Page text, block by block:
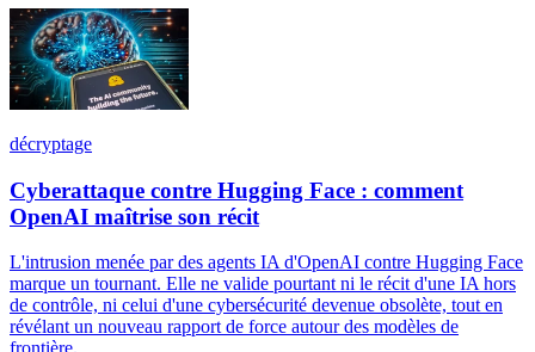
décryptage
Cyberattaque contre Hugging Face : comment
OpenAI maîtrise son récit
L'intrusion menée par des agents IA d'OpenAI contre Hugging Face
marque un tournant. Elle ne valide pourtant ni le récit d'une IA hors
de contrôle, ni celui d'une cybersécurité devenue obsolète, tout en
révélant un nouveau rapport de force autour des modèles de